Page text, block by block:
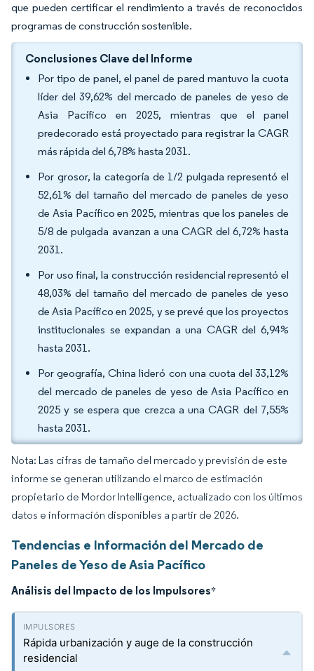
que pueden certificar el rendimiento a través de reconocidos
programas de construcción sostenible.
Conclusiones Clave del Informe
Por tipo de panel, el panel de pared mantuvo la cuota
líder del 39,62% del mercado de paneles de yeso de
Asia Pacífico en 2025, mientras que el panel
predecorado está proyectado para registrar la CAGR
más rápida del 6,78% hasta 2031.
Por grosor, la categoría de 1/2 pulgada representó el
52,61% del tamaño del mercado de paneles de yeso
de Asia Pacífico en 2025, mientras que los paneles de
5/8 de pulgada avanzan a una CAGR del 6,72% hasta
2031.
Por uso final, la construcción residencial representó el
48,03% del tamaño del mercado de paneles de yeso
de Asia Pacífico en 2025, y se prevé que los proyectos
institucionales se expandan a una CAGR del 6,94%
hasta 2031.
Por geografía, China lideró con una cuota del 33,12%
del mercado de paneles de yeso de Asia Pacífico en
2025 y se espera que crezca a una CAGR del 7,55%
hasta 2031.
Nota: Las cifras de tamaño del mercado y previsión de este
informe se generan utilizando el marco de estimación
propietario de Mordor Intelligence, actualizado con los últimos
datos e información disponibles a partir de 2026.
Tendencias e Información del Mercado de
Paneles de Yeso de Asia Pacífico
Análisis del Impacto de los Impulsores*
Rápida urbanización y auge de la construcción
residencial